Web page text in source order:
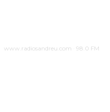
www.radiosandreu.com · 98.0 FM